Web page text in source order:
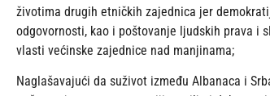
životima drugih etničkih zajednica jer
odgovornosti, kao i poštovanje ljudskih prava i
vlasti većinske zajednice nad manjinama;
Naglašavajući da suživot između Albanaca i